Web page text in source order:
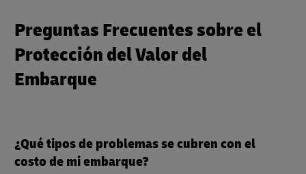
Preguntas Frecuentes sobre el
Protección del Valor del
Embarque
¿Qué tipos de problemas se cubren con el
costo de mi embarque?